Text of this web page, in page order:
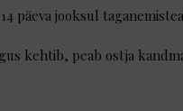
päeva jooksul
kehtib, peab ostja